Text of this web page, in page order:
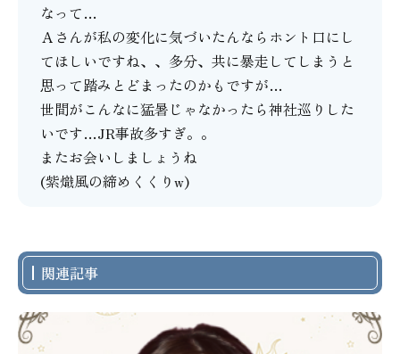
なって…
Ａさんが私の変化に気づいたんならホント口にし
てほしいですね、、多分、共に暴走してしまうと
思って踏みとどまったのかもですが…
世間がこんなに猛暑じゃなかったら神社巡りした
いです…JR事故多すぎ。。
またお会いしましょうね
(紫熾風の締めくくりw)
関連記事